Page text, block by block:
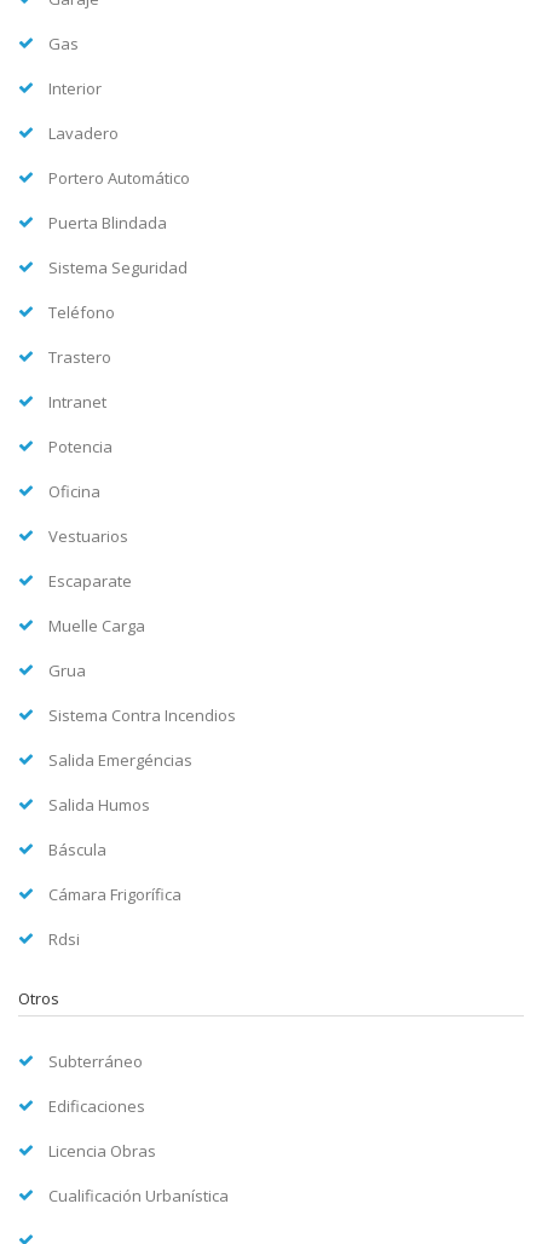
Gas
Interior
Lavadero
Portero Automático
Puerta Blindada
Sistema Seguridad
Teléfono
Trastero
Intranet
Potencia
Oficina
Vestuarios
Escaparate
Muelle Carga
Grua
Sistema Contra Incendios
Salida Emergéncias
Salida Humos
Báscula
Cámara Frigorífica
Rdsi
Otros
Subterráneo
Edificaciones
Licencia Obras
Cualificación Urbanística